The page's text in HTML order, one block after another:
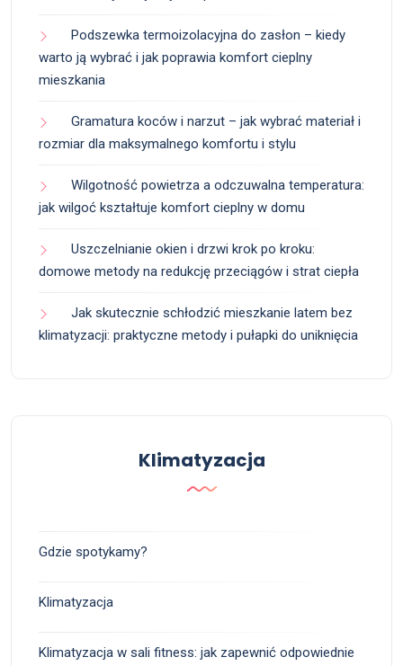
Podszewka termoizolacyjna do zasłon – kiedy
warto ją wybrać i jak poprawia komfort cieplny
mieszkania
Gramatura koców i narzut – jak wybrać materiał i
rozmiar dla maksymalnego komfortu i stylu
Wilgotność powietrza a odczuwalna temperatura:
jak wilgoć kształtuje komfort cieplny w domu
Uszczelnianie okien i drzwi krok po kroku:
domowe metody na redukcję przeciągów i strat ciepła
Jak skutecznie schłodzić mieszkanie latem bez
klimatyzacji: praktyczne metody i pułapki do uniknięcia
Klimatyzacja
Gdzie spotykamy?
Klimatyzacja
Klimatyzacja w sali fitness: jak zapewnić odpowiednie